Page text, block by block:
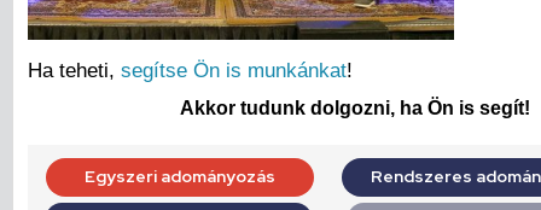
Ha teheti, segítse Ön is munkánkat!
Akkor tudunk dolgozni, ha Ön is segít!